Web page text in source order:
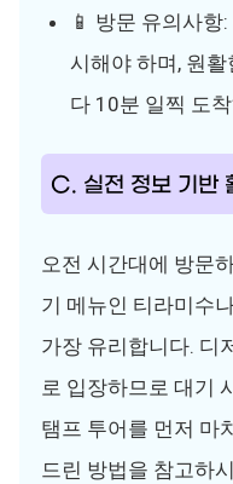
📱 방문 유의사항
시해야 하며, 원
다 10분 일찍 도
C. 실전 정보 기반
오전 시간대에 방문
기 메뉴인 티라미수
가장 유리합니다. 디
로 입장하므로 대기
탬프 투어를 먼저 마
드린 방법을 참고하